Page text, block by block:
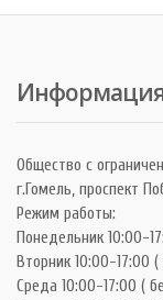
Информация
Общество с
г.Гомель, проспект
Режим работы:
Понедельник 10:00-
Вторник 10:00-17:00
Среда 10:00-17:00 (